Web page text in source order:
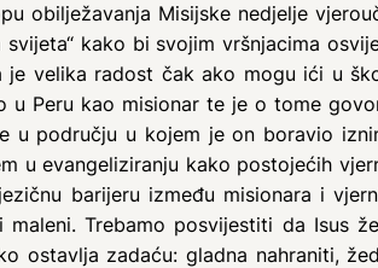
obilježavanja Misijske nedjelje
svijeta“ kako bi svojim vršnjacima
je velika radost čak ako mogu ići u
u Peru kao misionar te je o tome
u području u kojem je on boravio
u evangeliziranju kako postojećih
barijeru između misionara i
maleni. Trebamo posvijestiti da Isus
ostavlja zadaću: gladna nahraniti,